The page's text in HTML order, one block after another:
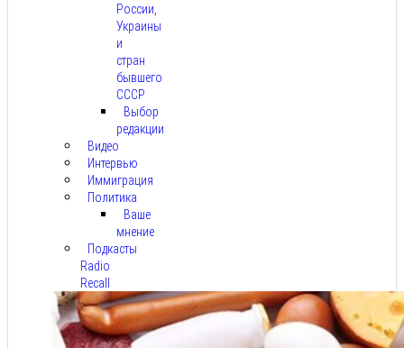
России,
Украины
и
стран
бывшего
СССР
Выбор
редакции
Видео
Интервью
Иммиграция
Политика
Ваше
мнение
Подкасты
Radio
Recall